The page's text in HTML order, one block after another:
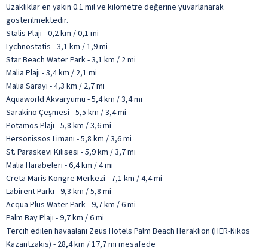
Uzaklıklar en yakın 0.1 mil ve kilometre değerine yuvarlanarak
gösterilmektedir.
Stalis Plajı - 0,2 km / 0,1 mi
Lychnostatis - 3,1 km / 1,9 mi
Star Beach Water Park - 3,1 km / 2 mi
Malia Plajı - 3,4 km / 2,1 mi
Malia Sarayı - 4,3 km / 2,7 mi
Aquaworld Akvaryumu - 5,4 km / 3,4 mi
Sarakino Çeşmesi - 5,5 km / 3,4 mi
Potamos Plajı - 5,8 km / 3,6 mi
Hersonissos Limanı - 5,8 km / 3,6 mi
St. Paraskevi Kilisesi - 5,9 km / 3,7 mi
Malia Harabeleri - 6,4 km / 4 mi
Creta Maris Kongre Merkezi - 7,1 km / 4,4 mi
Labirent Parkı - 9,3 km / 5,8 mi
Acqua Plus Water Park - 9,7 km / 6 mi
Palm Bay Plajı - 9,7 km / 6 mi
Tercih edilen havaalanı Zeus Hotels Palm Beach Heraklion (HER-Nikos
Kazantzakis) - 28,4 km / 17,7 mi mesafede